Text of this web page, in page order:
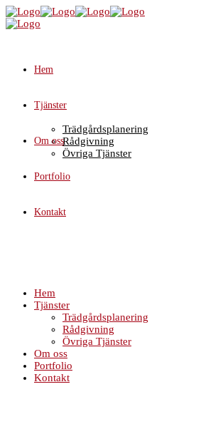
Hem
Tjänster
Trädgårdsplanering
Rådgivning
Övriga Tjänster
Om oss
Portfolio
Kontakt
Hem
Tjänster
Trädgårdsplanering
Rådgivning
Övriga Tjänster
Om oss
Portfolio
Kontakt